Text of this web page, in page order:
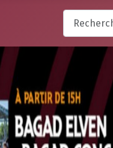
Rechercher